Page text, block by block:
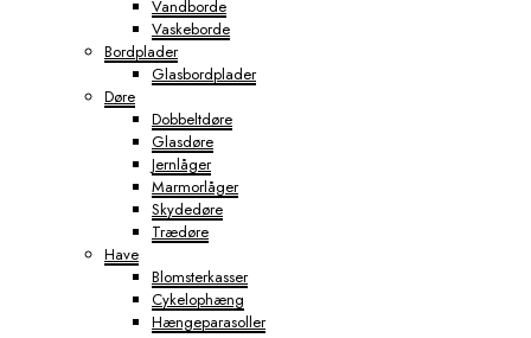
Vandborde
Vaskeborde
Bordplader
Glasbordplader
Døre
Dobbeltdøre
Glasdøre
Jernlåger
Marmorlåger
Skydedøre
Trædøre
Have
Blomsterkasser
Cykelophæng
Hængeparasoller